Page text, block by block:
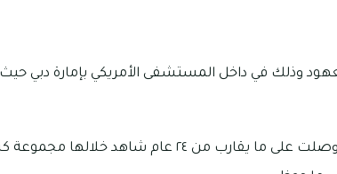
وذلك في داخل المستشفى الأمريكي بإمارة دبي
كما أن الخبرة الخاصة بالطبيب قد وصلت على ما يقارب من ٢٤